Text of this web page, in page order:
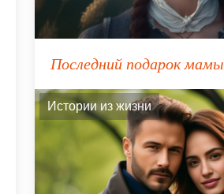
Последний подарок мамы
Истории из жизни